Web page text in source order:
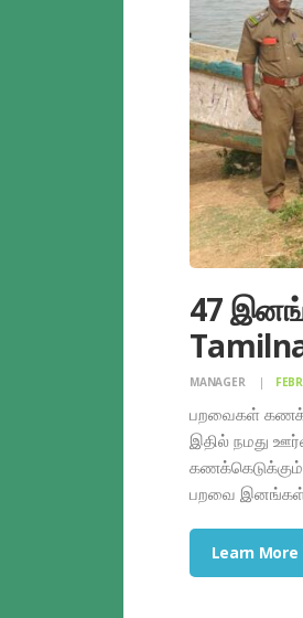
47
MANAGER
பறவைகள்
இதில் நமது
பறவை இனங்கள்,
Learn More